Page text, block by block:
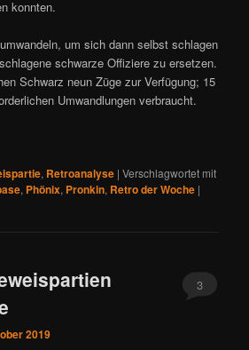
konnten.
um sich dann selbst schlagen
schwarze Offiziere zu ersetzen.
Schwarz neun Züge zur Verfügung; 15
Umwandlungen verbraucht.
, Retroanalyse |Verschlagwortet mit
, Phönix, Pronkin, Retro der Woche |
2019
3